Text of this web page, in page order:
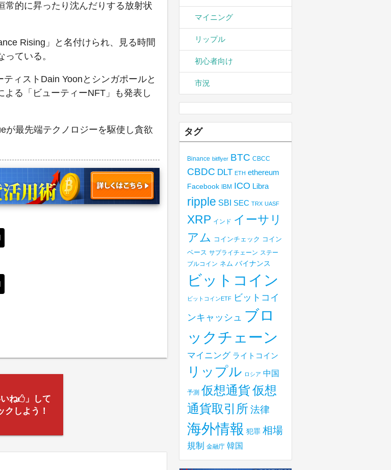
常的に昇ったり沈んだりする放射状
Rising」と名付けられ、見る時間
ている。
ィストDain Yoonとシンガポールと
る「ビューティーNFT」も発表し
が最先端テクノロジーを駆使し貪欲
ね
」して
クしよう！
マイニング
リップル
初心者向け
市況
タグ
Binance bitflyer BTC CBCC
CBDC DLT ETH ethereum
Facebook IBM ICO Libra
ripple SBI SEC TRX UASF
XRP インド イーサリ
アム コインチェック コイン
ベース サプライチェーン ステー
ブルコイン ネム バイナンス
ビットコイン
ビットコインETF
ビットコイ
ンキャッシュ ブロ
ックチェーン
マイニング ライトコイン
リップル ロシア 中国
予測 仮想通貨仮想
通貨取引所 法律
海外情報 犯罪 相場
規制 金融庁 韓国